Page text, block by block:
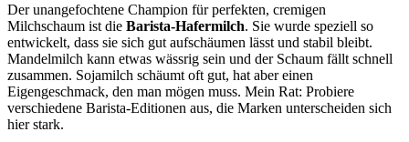
Der unangefochtene Champion für perfekten, cremigen
Milchschaum ist die Barista-Hafermilch. Sie wurde speziell so
entwickelt, dass sie sich gut aufschäumen lässt und stabil bleibt.
Mandelmilch kann etwas wässrig sein und der Schaum fällt schnell
zusammen. Sojamilch schäumt oft gut, hat aber einen
Eigengeschmack, den man mögen muss. Mein Rat: Probiere
verschiedene Barista-Editionen aus, die Marken unterscheiden sich
hier stark.